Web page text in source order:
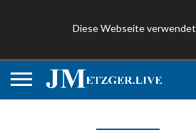
Diese Webseite